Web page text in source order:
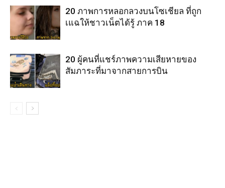
20 ภาพการหลอกลวงบนโซเชียล ที่ถูก
เแฉให้ชาวเน็ตได้รู้ ภาค 18
20 ผู้คนที่แชร์ภาพความเสียหายของ
สัมภาระที่มาจากสายการบิน